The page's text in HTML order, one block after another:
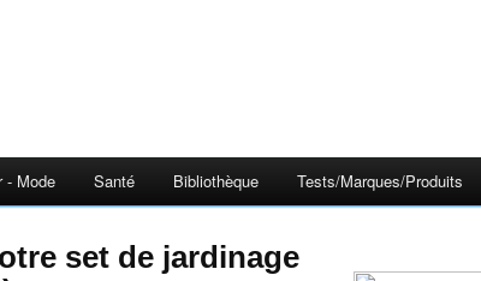
- Mode Santé Bibliothèque Tests/Marques/Produits